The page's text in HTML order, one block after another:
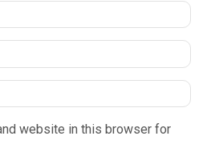
website in this browser for